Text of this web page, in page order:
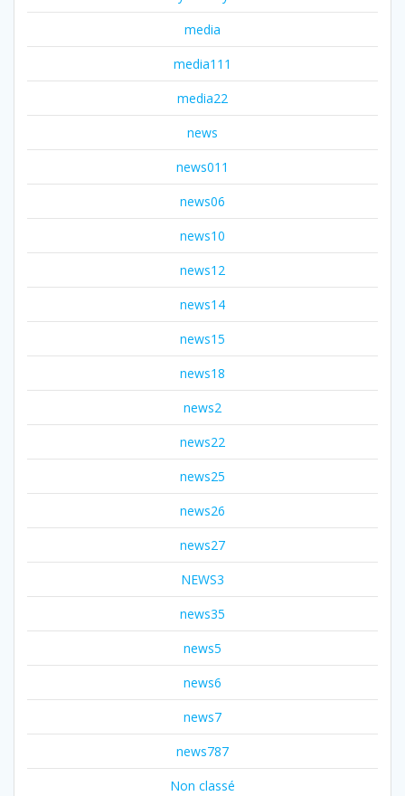
media
media111
media22
news
news011
news06
news10
news12
news14
news15
news18
news2
news22
news25
news26
news27
NEWS3
news35
news5
news6
news7
news787
Non classé